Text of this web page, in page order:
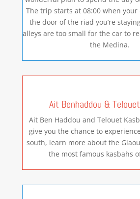
The trip starts at 08:00 when your
the door of the riad you’re
alleys are too small for the car to
the Medina.
Ait Benhaddou &
Ait Ben Haddou and Telouet
give you the chance to
south, learn more about the
the most famous kasbahs